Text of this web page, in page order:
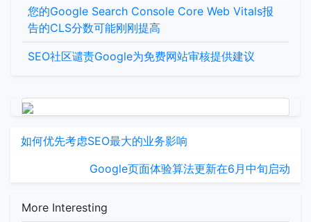
您的Google Search Console Core Web Vitals报
告的CLS分数可能刚刚提高
SEO社区谴责Google为免费网站审核提供建议
如何优先考虑SEO最大的业务影响
Google页面体验算法更新在6月中旬启动
More Interesting